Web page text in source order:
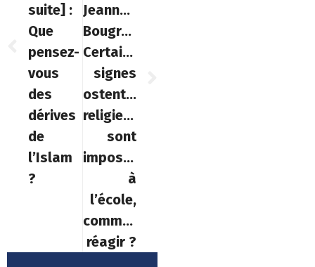
suite] :
Que
pensez-
vous
des
dérives
de
l’Islam
?
Jeannette
Bougrab]
Certains
signes
ostentatoires
religieux
sont
imposés
à
l’école,
comment
réagir ?